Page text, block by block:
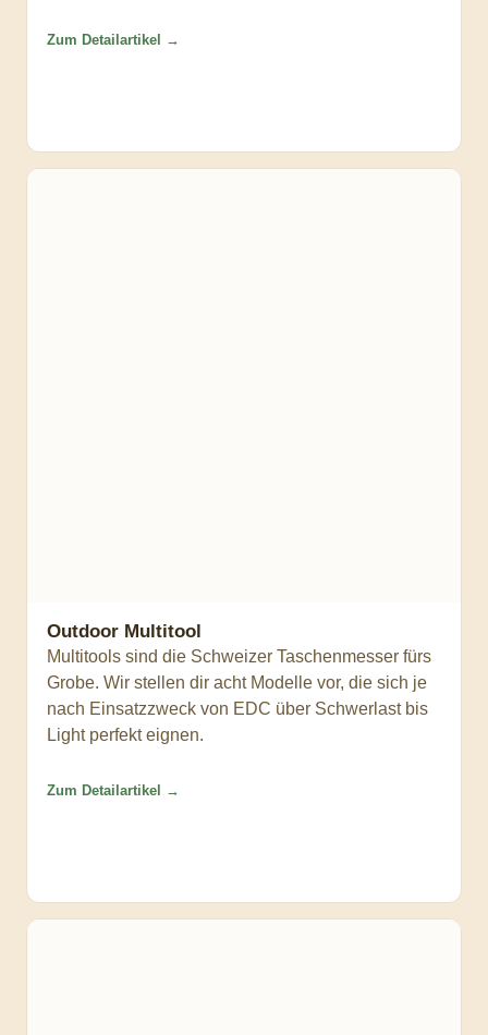
Zum Detailartikel →
Outdoor Multitool
Multitools sind die Schweizer Taschenmesser fürs
Grobe. Wir stellen dir acht Modelle vor, die sich je
nach Einsatzzweck von EDC über Schwerlast bis
Light perfekt eignen.
Zum Detailartikel →